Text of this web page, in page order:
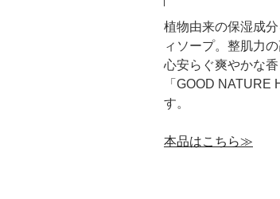
植物由来の保湿成
ィソープ。整肌力
心安らぐ爽やかな
「GOOD
す。
本品はこちら≫